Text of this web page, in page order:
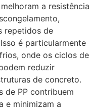
a resistência
repetidos de
é particularmente
onde os ciclos de
reduzir
de concreto.
de PP contribuem
e minimizam a